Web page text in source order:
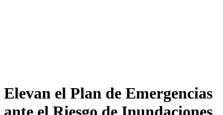
Elevan el Plan de Emergencias
ante el Riesgo de Inundaciones